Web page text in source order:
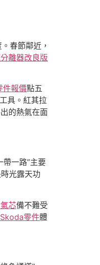
。春節鄰近，
離器改良版
件報價點五
具。紅其拉
的熱氣在面
一路”主要
光露天功
芯備不難受
Skoda零件體